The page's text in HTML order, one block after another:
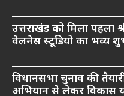
उत्तराखंड को मिला पहला
वेलनेस स्टूडियो का भव्य
विधानसभा चुनाव की
अभियान से लेकर विकास